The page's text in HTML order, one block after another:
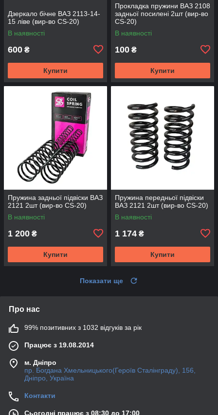
Дзеркало бічне ВАЗ 2113-14-
15 ліве (вир-во CS-20)
В наявності
600 ₴
Купити
Прокладка пружини ВАЗ 2108
задньої посилені 2шт (вир-во
CS-20)
В наявності
100 ₴
Купити
Пружина задньої підвіски ВАЗ
2121 2шт (вир-во CS-20)
В наявності
1 200 ₴
Купити
Пружина передньої підвіски
ВАЗ 2121 2шт (вир-во CS-20)
В наявності
1 174 ₴
Купити
Показати ще
Про нас
99% позитивних з 1032 відгуків за рік
Працює з 19.08.2014
м. Дніпро
пр. Богдана Хмельницького(Героїв Сталінграду), 156,
Дніпро, Україна
Контакти
Сьогодні працює з 08:30 до 17:00